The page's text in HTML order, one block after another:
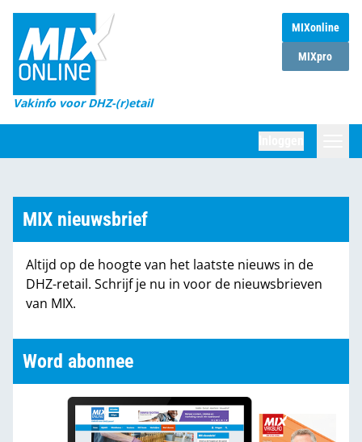
MIXonline
MIXpro
Vakinfo voor DHZ-(r)etail
Home
Magazines
DHZ Sessie
Marktcijfers
Partners
MIX nieuwsbrief
Altijd op de hoogte van het laatste nieuws in de
DHZ-retail. Schrijf je nu in voor de nieuwsbrieven
van MIX.
Word abonnee